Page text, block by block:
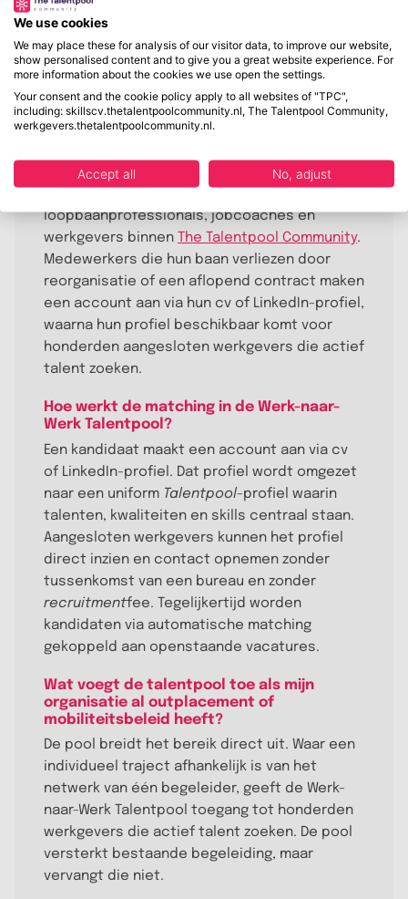
thetalentpoolcommunity.nl/werk-naar-werk
Werk-naar-Werk Talentpool (FAQ)
De Werk-naar-Werk Talentpool is een gedeeld
loopbaanprofessionals, jobcoaches en
werkgevers binnen The Talentpool Community.
Medewerkers die hun baan verliezen door
reorganisatie of een aflopend contract maken
een account aan via hun cv of LinkedIn-profiel,
waarna hun profiel beschikbaar komt voor
honderden aangesloten werkgevers die actief
talent zoeken.
Hoe werkt de matching in de Werk-naar-
Werk Talentpool?
Een kandidaat maakt een account aan via cv
of LinkedIn-profiel. Dat profiel wordt omgezet
naar een uniform Talentpool-profiel waarin
talenten, kwaliteiten en skills centraal staan.
Aangesloten werkgevers kunnen het profiel
direct inzien en contact opnemen zonder
tussenkomst van een bureau en zonder
recruitmentfee. Tegelijkertijd worden
kandidaten via automatische matching
gekoppeld aan openstaande vacatures.
Wat voegt de talentpool toe als mijn
organisatie al outplacement of
mobiliteitsbeleid heeft?
De pool breidt het bereik direct uit. Waar een
individueel traject afhankelijk is van het
netwerk van één begeleider, geeft de Werk-
naar-Werk Talentpool toegang tot honderden
werkgevers die actief talent zoeken. De pool
versterkt bestaande begeleiding, maar
vervangt die niet.
We use cookies
We may place these for analysis of our visitor data, to improve our website,
show personalised content and to give you a great website experience. For
more information about the cookies we use open the settings.
Your consent and the cookie policy apply to all websites of "TPC",
including: skillscv.thetalentpoolcommunity.nl, The Talentpool Community,
werkgevers.thetalentpoolcommunity.nl.
Accept all No, adjust